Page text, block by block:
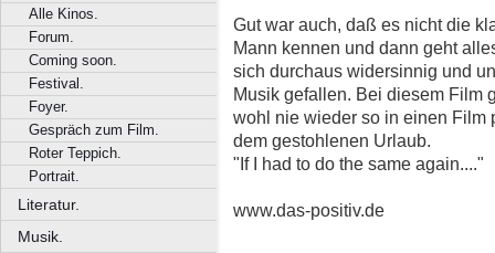
Alle Kinos.
Forum.
Coming soon.
Festival.
Foyer.
Gespräch zum Film.
Roter Teppich.
Portrait.
Literatur.
Musik.
Gut war auch, daß es nicht die
Mann kennen und dann geht
sich durchaus widersinnig und
Musik gefallen. Bei diesem Film
wohl nie wieder so in einen Film
dem gestohlenen Urlaub.
"If I had to do the same again...."
www.das-positiv.de